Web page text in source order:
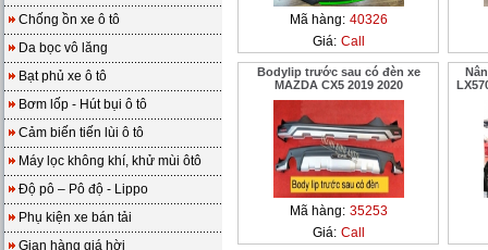
Chống ồn xe ô tô
Da bọc vô lăng
Bạt phủ xe ô tô
Bơm lốp - Hút bụi ô tô
Cảm biến tiến lùi ô tô
Máy lọc không khí, khử mùi ôtô
Độ pô – Pô độ - Lippo
Phụ kiện xe bán tải
Gian hàng giá hời
Mã hàng: 40326
Giá: Call
Bodylip trước sau có đèn xe
MAZDA CX5 2019 2020
Mã hàng: 35253
Giá: Call